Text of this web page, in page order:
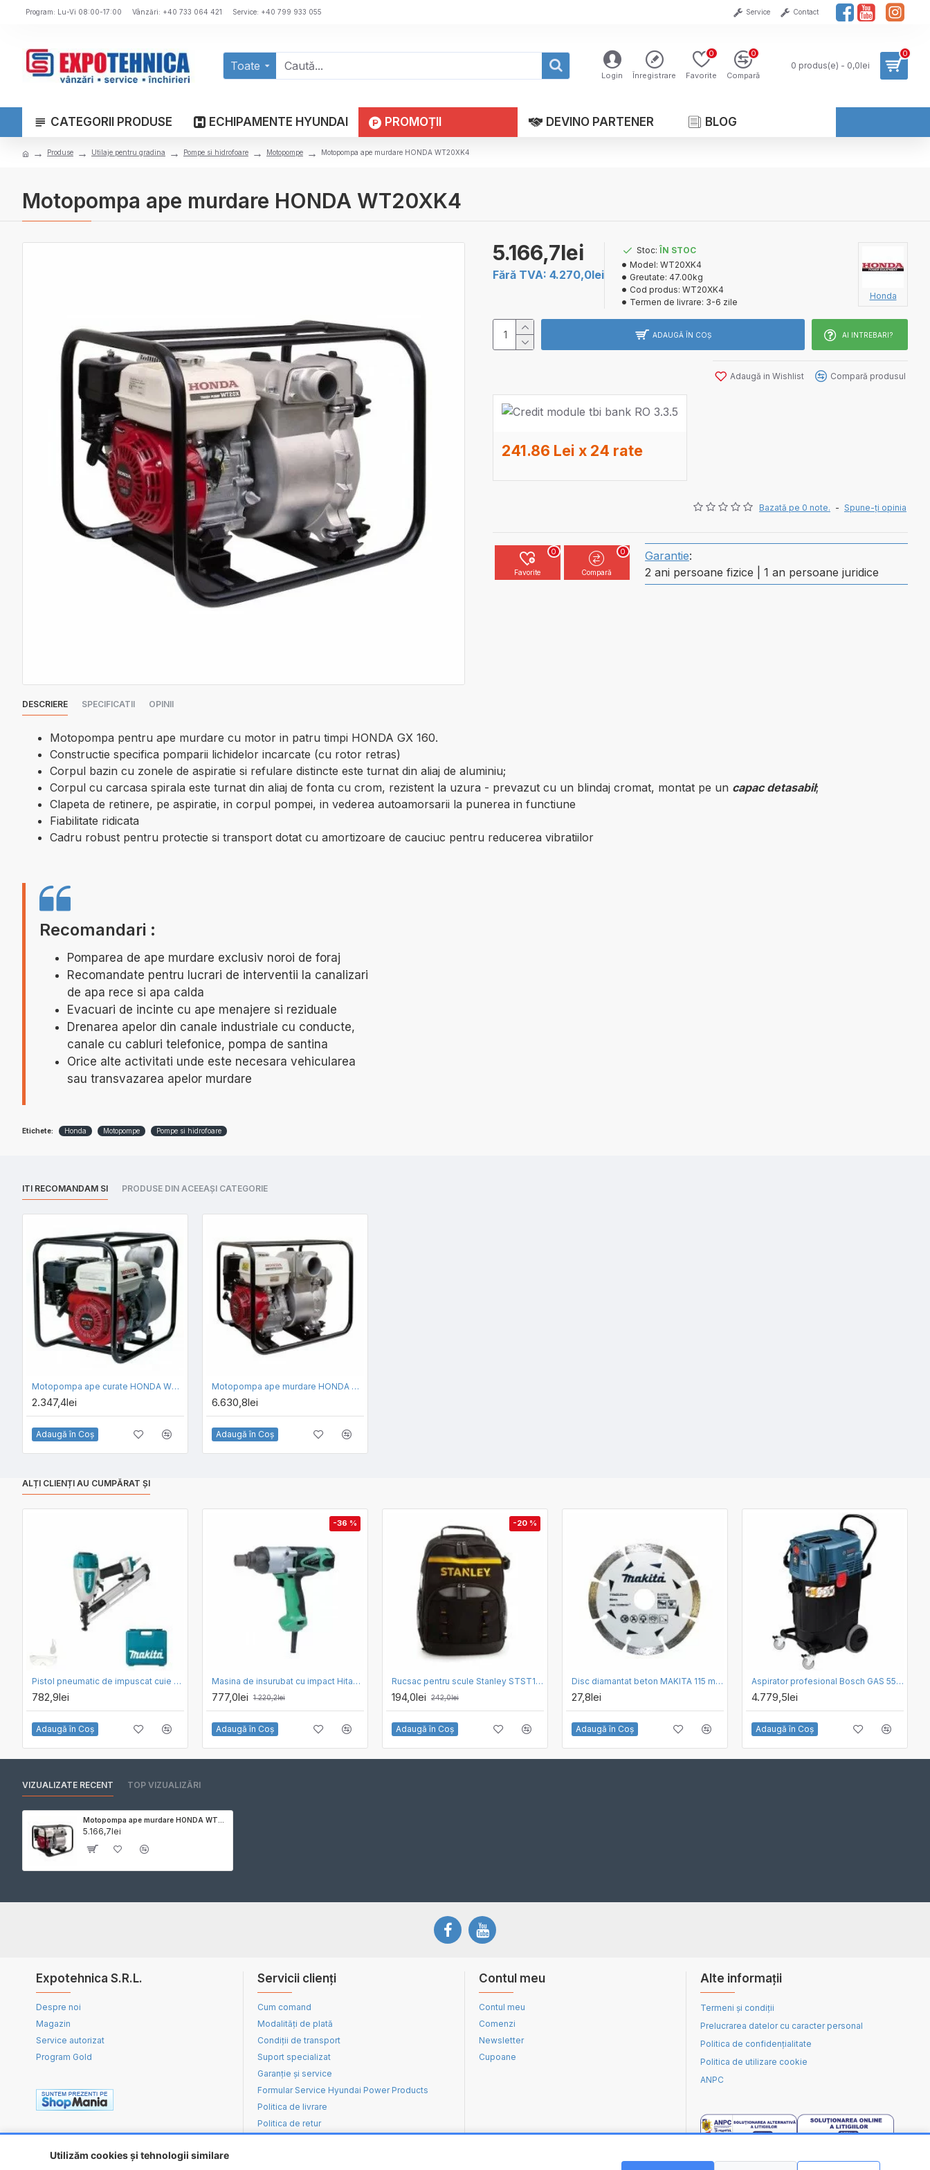
Utilizăm cookies și tehnologii similare
Program: Lu-Vi 08:00-17:00 Vânzări: +40 733 064 421 Service: +40 799 933 055 Service Contact
Toate
Login Înregistrare Favorite
0
Compară
0
0 produs(e) - 0,0lei
0
CATEGORII PRODUSE ECHIPAMENTE HYUNDAI PROMOȚII DEVINO PARTENER BLOG
Produse Utilaje pentru gradina Pompe si hidrofoare Motopompe Motopompa ape murdare HONDA WT20XK4
Motopompa ape murdare HONDA WT20XK4
Bazată pe 0 note. - Spune-ţi opinia
5.166,7lei
Fără TVA: 4.270,0lei
Stoc: ÎN STOC
Model: WT20XK4
Greutate: 47.00kg
Cod produs: WT20XK4
Termen de livrare: 3-6 zile
Honda
ADAUGĂ ÎN COŞ AI INTREBARI?
Adaugă in Wishlist Compară produsul
241.86 Lei x 24 rate
Favorite
0
Compară
0 Garantie:
2 ani persoane fizice | 1 an persoane juridice
DESCRIERE SPECIFICATII OPINII
Motopompa pentru ape murdare cu motor in patru timpi HONDA GX 160.
Constructie specifica pomparii lichidelor incarcate (cu rotor retras)
Corpul bazin cu zonele de aspiratie si refulare distincte este turnat din aliaj de aluminiu;
Corpul cu carcasa spirala este turnat din aliaj de fonta cu crom, rezistent la uzura - prevazut cu un blindaj cromat, montat pe un capac detasabil;
Clapeta de retinere, pe aspiratie, in corpul pompei, in vederea autoamorsarii la punerea in functiune
Fiabilitate ridicata
Cadru robust pentru protectie si transport dotat cu amortizoare de cauciuc pentru reducerea vibratiilor
Recomandari :
Pomparea de ape murdare exclusiv noroi de foraj
Recomandate pentru lucrari de interventii la canalizari
de apa rece si apa calda
Evacuari de incinte cu ape menajere si reziduale
Drenarea apelor din canale industriale cu conducte,
canale cu cabluri telefonice, pompa de santina
Orice alte activitati unde este necesara vehicularea
sau transvazarea apelor murdare
Etichete: Honda Motopompe Pompe si hidrofoare
ITI RECOMANDAM SI PRODUSE DIN ACEEAȘI CATEGORIE
Motopompa ape curate HONDA WB30XT3
2.347,4lei
Adaugă în Coş
Motopompa ape murdare HONDA WT30XK4
6.630,8lei
Adaugă în Coş
ALȚI CLIENȚI AU CUMPĂRAT ȘI
Pistol pneumatic de impuscat cuie cu jumatate de cap Makita AF635
782,9lei
Adaugă în Coş
-36 %
Masina de insurubat cu impact Hitachi WR 14VB
777,0lei 1.220,2lei
Adaugă în Coş
-20 %
Rucsac pentru scule Stanley STST1-72335, 35 x 16 x 44 cm
194,0lei 242,0lei
Adaugă în Coş
Disc diamantat beton MAKITA 115 mm D-52750
27,8lei
Adaugă în Coş
Aspirator profesional Bosch GAS 55 M AFC
4.779,5lei
Adaugă în Coş
VIZUALIZATE RECENT TOP VIZUALIZĂRI
5.166,7lei
Expotehnica S.R.L.
Despre noi
Magazin
Service autorizat
Program Gold
Servicii clienți
Cum comand
Modalități de plată
Condiții de transport
Suport specializat
Garanție și service
Formular Service Hyundai Power Products
Politica de livrare
Politica de retur
Contul meu
Contul meu
Comenzi
Newsletter
Cupoane
Alte informații
Termeni și condiții
Prelucrarea datelor cu caracter personal
Politica de confidențialitate
Politica de utilizare cookie
ANPC